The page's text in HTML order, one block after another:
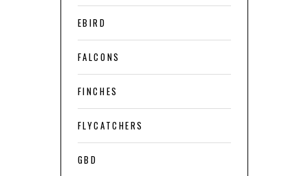
EBIRD
FALCONS
FINCHES
FLYCATCHERS
GBD